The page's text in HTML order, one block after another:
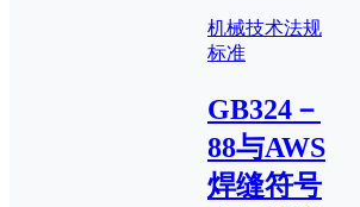
机械技术法规
标准
GB324－
88与AWS
焊缝符号